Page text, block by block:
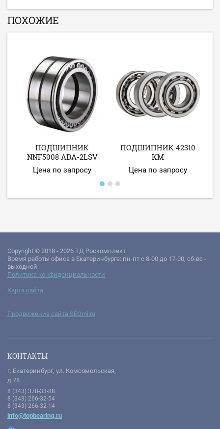
ПОХОЖИЕ
ПОДШИПНИК
NNF5008 ADA-2LSV
Цена по запросу
ПОДШИПНИК 42310
КМ
Цена по запросу
Copyright © 2018 - 2026 ТД Роскомплект
Время работы офиса в Екатеринбурге: пн-пт с 8-00 до 17-00, сб-вс -
выходной
Политика конфиденциальности
Карта сайта
Продвижение сайта SEOmi.ru
КОНТАКТЫ
г. Екатеринбург, ул. Комсомольская,
д.78
8 (343) 378-33-88
8 (343) 266-32-54
8 (343) 266-32-14
info@topbearing.ru